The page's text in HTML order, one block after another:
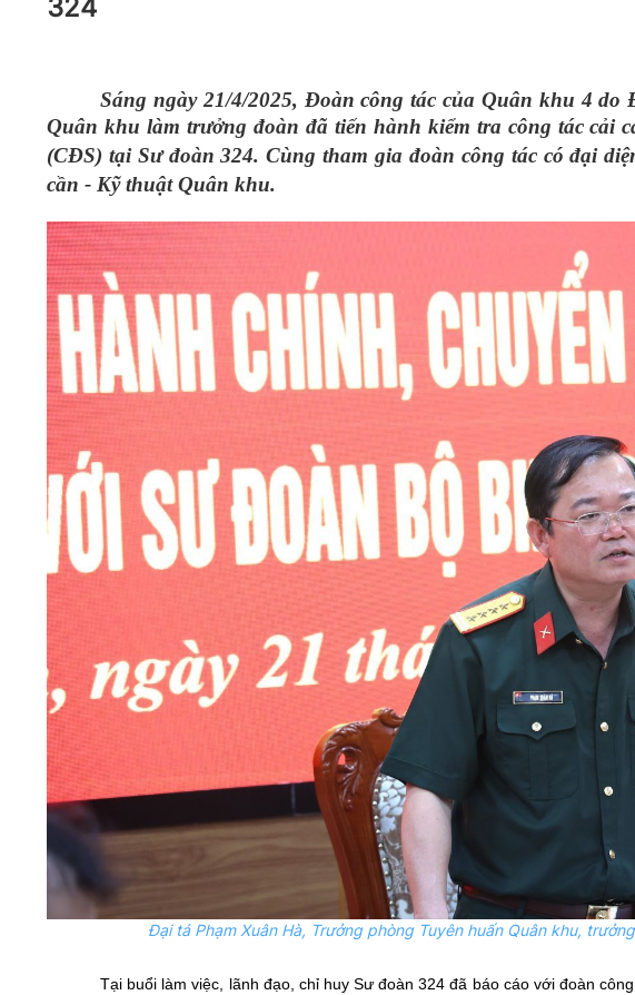
QUÂN KHU 4 (15/10/1945 - 15/10/2020)
324
Sáng ngày 21/4/2025, Đoàn công tác của Quân khu 4
Quân khu làm trưởng đoàn đã tiến hành kiểm tra công tác cải
(CĐS) tại Sư đoàn 324. Cùng tham gia đoàn công tác có đại
cần - Kỹ thuật Quân khu.
Đại tá Phạm Xuân Hà, Trưởng phòng Tuyên huấn Quân khu,
Tại buổi làm việc, lãnh đạo, chỉ huy Sư đoàn 324 đã báo cáo với đoàn